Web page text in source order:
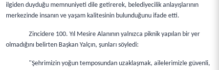
ilgiden duyduğu memnuniyeti dile getirerek, belediyecilik anlayışlarının
merkezinde insanın ve yaşam kalitesinin bulunduğunu ifade etti.
Zincidere 100. Yıl Mesire Alanının yalnızca piknik yapılan bir yer
olmadığını belirten Başkan Yalçın, şunları söyledi:
"Şehrimizin yoğun temposundan uzaklaşmak, ailelerimizle güvenli,